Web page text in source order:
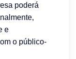
poderá
e
o público-